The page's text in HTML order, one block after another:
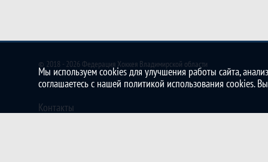
© 2018 - 2026 Федерация Хоккея Владимирской области
Контакты
Мы используем cookies для улучшения работы сайта,
соглашаетесь с нашей политикой использования cookies.